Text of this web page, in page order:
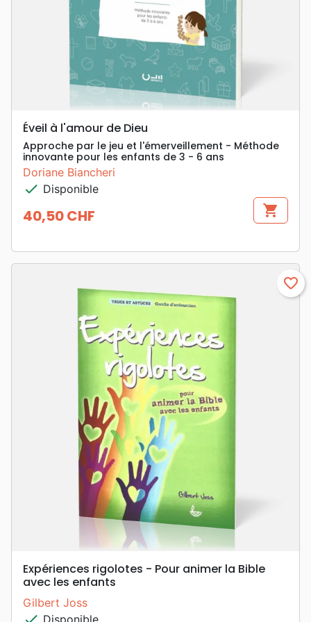
Éveil à l'amour de Dieu
Approche par le jeu et l'émerveillement - Méthode
innovante pour les enfants de 3 - 6 ans
Doriane Biancheri
check Disponible
Prix
40,50 CHF shopping_cart
favorite_border
Expériences rigolotes - Pour animer la Bible
avec les enfants
Gilbert Joss
Disponible